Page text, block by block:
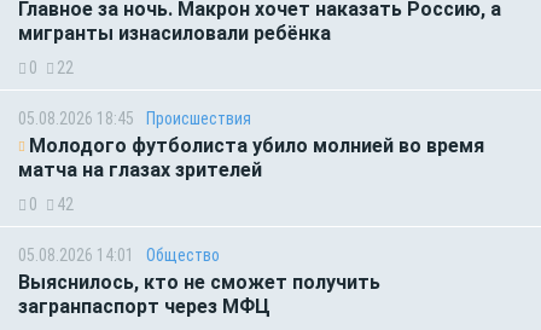
Главное за ночь. Макрон хочет наказать Россию, а
мигранты изнасиловали ребёнка
0 22
05.08.2026 18:45 Происшествия
Молодого футболиста убило молнией во время
матча на глазах зрителей
0 42
05.08.2026 14:01 Общество
Выяснилось, кто не сможет получить
загранпаспорт через МФЦ